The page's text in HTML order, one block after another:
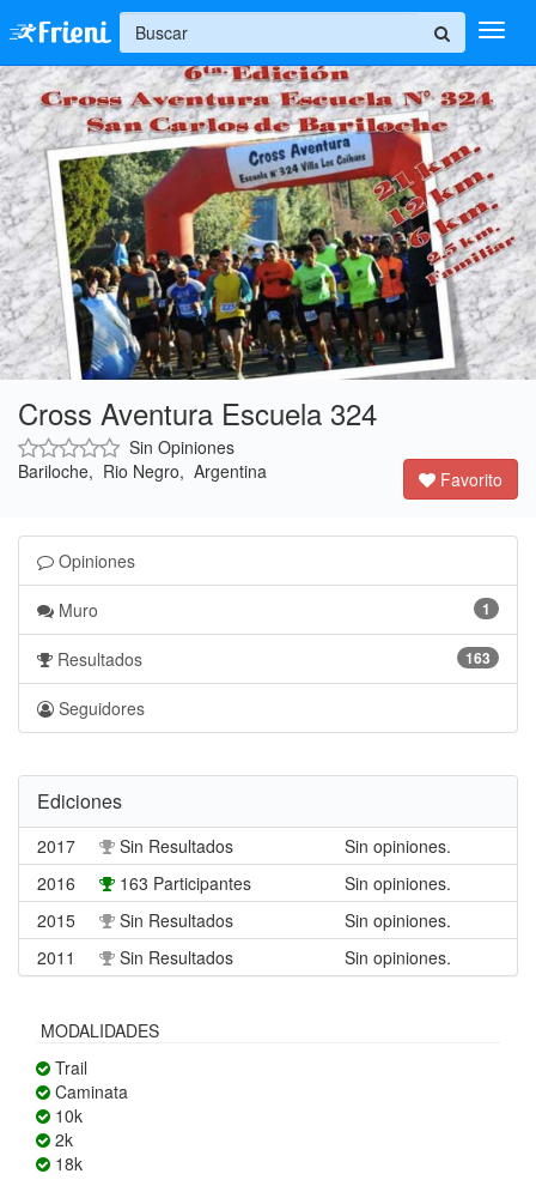
Ingresar
Inicio
Ayuda
+
Cross Aventura Escuela 324
Sin Opiniones
Bariloche, Rio Negro, Argentina
Favorito
Opiniones
1
Muro
163
Resultados
Seguidores
Ediciones
2017 Sin Resultados
Sin opiniones.
2016
163 Participantes
Sin opiniones.
2015
Sin Resultados
Sin opiniones.
2011
Sin Resultados Sin opiniones.
MODALIDADES
Trail
Caminata
10k
2k
18k